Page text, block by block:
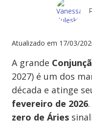
Atualizado em 17/03/
A grande
2027) é um dos
década e atinge
fevereiro de 2026
zero de Áries